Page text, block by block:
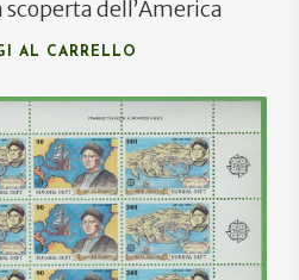
dell’America
AL CARRELLO
24,00
15,00